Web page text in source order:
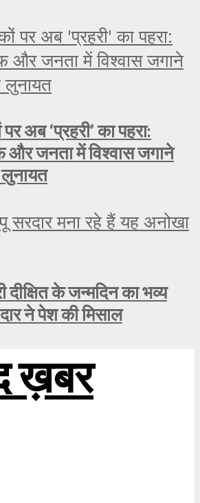
अब ‘प्रहरी’ का पहरा:
और जनता में विश्वास जगाने
दीक्षित के जन्मदिन का भव्य
ने पेश की मिसाल